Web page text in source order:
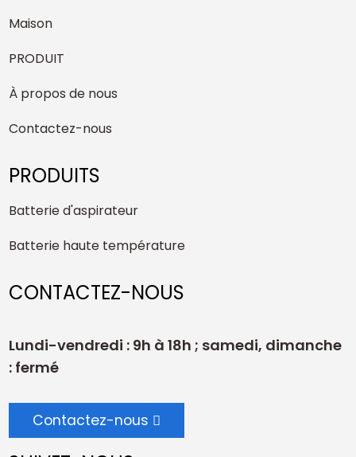
Maison
PRODUIT
À propos de nous
Contactez-nous
PRODUITS
Batterie d'aspirateur
Batterie haute température
CONTACTEZ-NOUS
Lundi-vendredi : 9h à 18h ; samedi, dimanche
: fermé
Contactez-nous